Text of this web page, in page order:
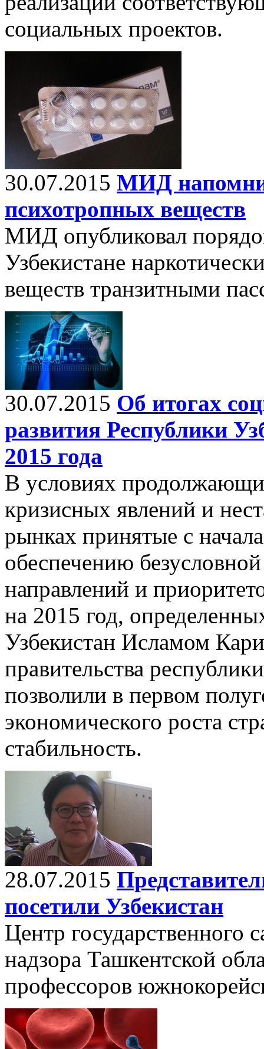
социальных проектов.
30.07.2015 МИД
психотропных веществ
МИД опубликовал
Узбекистане
веществ транзитными
30.07.2015 Об итогах
развития Республики
2015 года
В условиях
кризисных явлений и
рынках принятые с
обеспечению
направлений и
на 2015 год,
Узбекистан Исламом
правительства
позволили в первом
экономического роста
стабильность.
28.07.2015
посетили Узбекистан
Центр государственного
надзора Ташкентской
профессоров